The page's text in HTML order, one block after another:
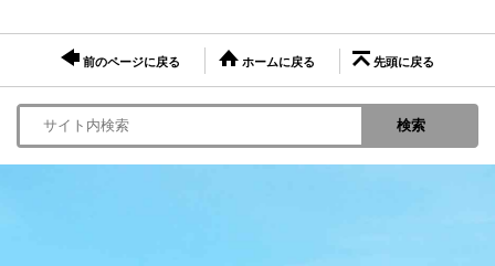
前のページに戻る ホームに戻る 先頭に戻る